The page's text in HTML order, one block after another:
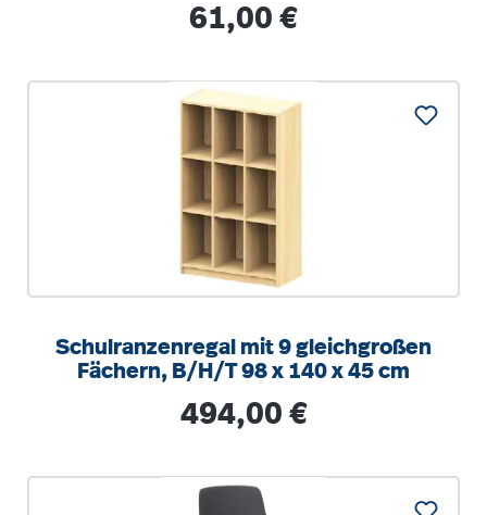
Regulärer Preis:
61,00 €
Schulranzenregal mit 9 gleichgroßen
Fächern, B/H/T 98 x 140 x 45 cm
Regulärer Preis:
494,00 €